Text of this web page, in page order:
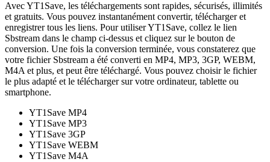
Avec YT1Save, les téléchargements sont rapides, sécurisés, illimités
et gratuits. Vous pouvez instantanément convertir, télécharger et
enregistrer tous les liens. Pour utiliser YT1Save, collez le lien
Sbstream dans le champ ci-dessus et cliquez sur le bouton de
conversion. Une fois la conversion terminée, vous constaterez que
votre fichier Sbstream a été converti en MP4, MP3, 3GP, WEBM,
M4A et plus, et peut être téléchargé. Vous pouvez choisir le fichier
le plus adapté et le télécharger sur votre ordinateur, tablette ou
smartphone.
YT1Save MP4
YT1Save MP3
YT1Save 3GP
YT1Save WEBM
YT1Save M4A